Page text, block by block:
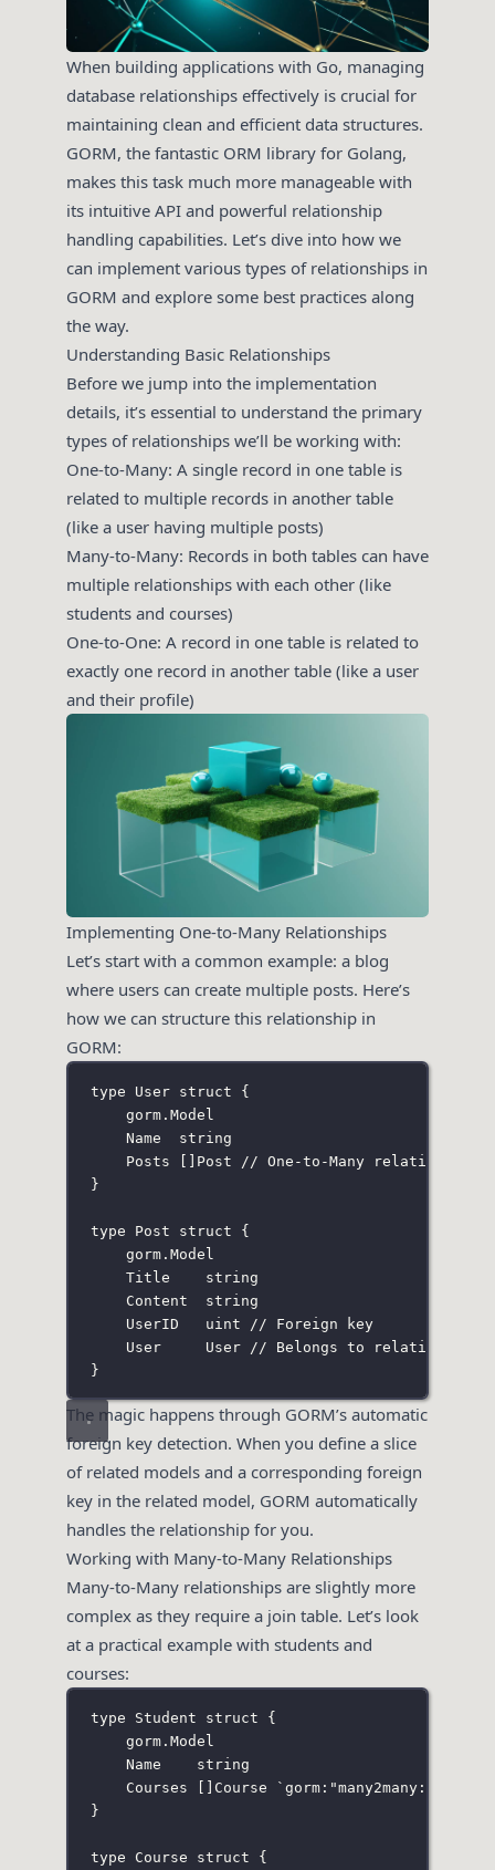
When building applications with Go, managing
database relationships effectively is crucial for
maintaining clean and efficient data structures.
GORM, the fantastic ORM library for Golang,
makes this task much more manageable with
its intuitive API and powerful relationship
handling capabilities. Let’s dive into how we
can implement various types of relationships in
GORM and explore some best practices along
the way.
Understanding Basic Relationships
Before we jump into the implementation
details, it’s essential to understand the primary
types of relationships we’ll be working with:
One-to-Many: A single record in one table is
related to multiple records in another table
(like a user having multiple posts)
Many-to-Many: Records in both tables can have
multiple relationships with each other (like
students and courses)
One-to-One: A record in one table is related to
exactly one record in another table (like a user
and their profile)
Implementing One-to-Many Relationships
Let’s start with a common example: a blog
where users can create multiple posts. Here’s
how we can structure this relationship in
GORM:
type User struct {
gorm. Model
Name string
Posts [] Post
// One-to-Many relationship
}
type Post struct {
gorm. Model
Title string
Content string
UserID uint
// Foreign key
User User
// Belongs to relationship
}
The magic happens through GORM’s automatic
foreign key detection. When you define a slice
of related models and a corresponding foreign
key in the related model, GORM automatically
handles the relationship for you.
Working with Many-to-Many Relationships
Many-to-Many relationships are slightly more
complex as they require a join table. Let’s look
at a practical example with students and
courses:
type Student struct {
gorm. Model
Name string
Courses [] Course `
}
type Course struct {